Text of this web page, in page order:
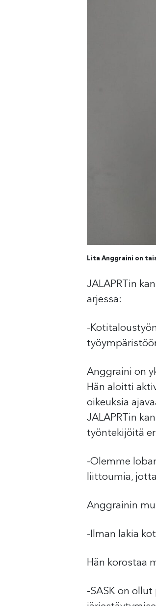
Lita Anggraini on
JALAPRTin
arjessa:
-
Anggraini on
Hän aloitti
oikeuksia
JALAPRTin
työntekijöitä
-Olemme
liittoumia,
Anggrainin
-Ilman lakia
Hän korostaa
-SASK on